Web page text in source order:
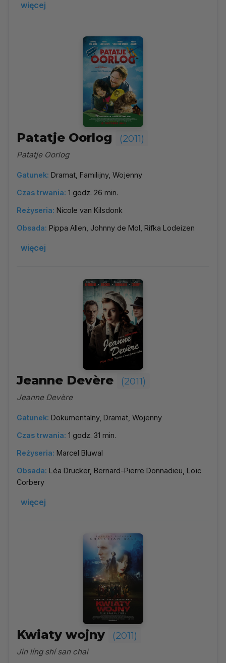
więcej
Patatje Oorlog (2011)
Patatje Oorlog
Gatunek: Dramat, Familijny, Wojenny
Czas trwania: 1 godz. 26 min.
Reżyseria: Nicole van Kilsdonk
Obsada: Pippa Allen, Johnny de Mol, Rifka Lodeizen
więcej
Jeanne Devère (2011)
Jeanne Devère
Gatunek: Dokumentalny, Dramat, Wojenny
Czas trwania: 1 godz. 31 min.
Reżyseria: Marcel Bluwal
Obsada: Léa Drucker, Bernard-Pierre Donnadieu, Loïc
Corbery
więcej
Kwiaty wojny (2011)
Jin líng shí san chai